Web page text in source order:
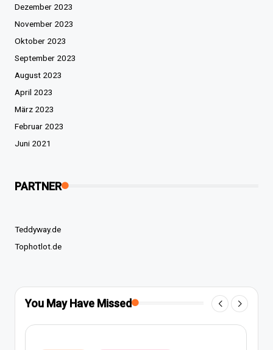
Dezember 2023
November 2023
Oktober 2023
September 2023
August 2023
April 2023
März 2023
Februar 2023
Juni 2021
PARTNER
Teddyway.de
Tophotlot.de
You May Have Missed